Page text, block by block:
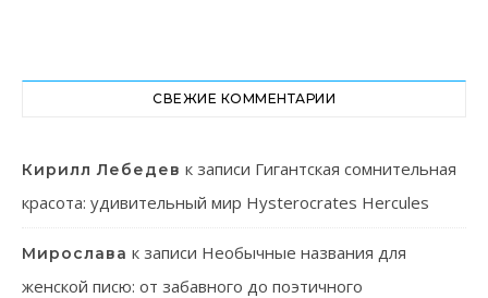
СВЕЖИЕ КОММЕНТАРИИ
Кирилл Лебедев к записи Гигантская сомнительная
красота: удивительный мир Hysterocrates Hercules
Мирослава к записи Необычные названия для
женской писю: от забавного до поэтичного